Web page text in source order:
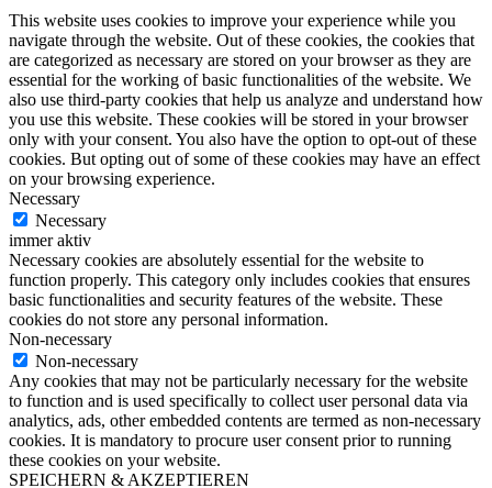
This website uses cookies to improve your experience while you
navigate through the website. Out of these cookies, the cookies that
are categorized as necessary are stored on your browser as they are
essential for the working of basic functionalities of the website. We
also use third-party cookies that help us analyze and understand how
you use this website. These cookies will be stored in your browser
only with your consent. You also have the option to opt-out of these
cookies. But opting out of some of these cookies may have an effect
on your browsing experience.
Necessary
Necessary
immer aktiv
Necessary cookies are absolutely essential for the website to
function properly. This category only includes cookies that ensures
basic functionalities and security features of the website. These
cookies do not store any personal information.
Non-necessary
Non-necessary
Any cookies that may not be particularly necessary for the website
to function and is used specifically to collect user personal data via
analytics, ads, other embedded contents are termed as non-necessary
cookies. It is mandatory to procure user consent prior to running
these cookies on your website.
SPEICHERN & AKZEPTIEREN